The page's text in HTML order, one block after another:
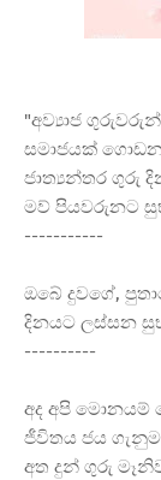
"අව්යාජ
සමාජයක්
ජාත්යන්තර ගුරු
මව් පියවරුනට
-----------
ඔබේ දුවගේ,
දිනයට ලස්සන
----------
අද අපි
ජීවිතය ජය
අත දුන් ගුරු